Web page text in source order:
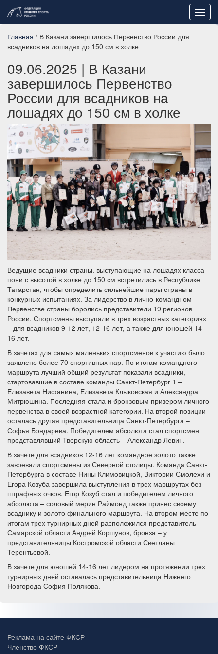
Главная / В Казани завершилось Первенство России для
всадников на лошадях до 150 см в холке
09.06.2025 | В Казани
завершилось Первенство
России для всадников на
лошадях до 150 см в холке
Ведущие всадники страны, выступающие на лошадях класса
пони с высотой в холке до 150 см встретились в Республике
Татарстан, чтобы определить сильнейшие пары страны в
конкурных испытаниях. За лидерство в лично-командном
Первенстве страны боролись представители 19 регионов
России. Спортсмены выступали в трех возрастных категориях
– для всадников 9-12 лет, 12-16 лет, а также для юношей 14-
16 лет.
В зачетах для самых маленьких спортсменов к участию было
заявлено более 70 спортивных пар. По итогам командного
маршрута лучший общий результат показали всадники,
стартовавшие в составе команды Санкт-Петербург 1 –
Елизавета Нифанина, Елизавета Клыковская и Александра
Митрюшина. Последняя стала и бронзовым призером личного
первенства в своей возрастной категории. На второй позиции
осталась другая представительница Санкт-Петербурга –
Софья Бондарева. Победителем абсолюта стал спортсмен,
представлявший Тверскую область – Александр Левин.
В зачете для всадников 12-16 лет командное золото также
завоевали спортсмены из Северной столицы. Команда Санкт-
Петербурга в составе Нины Климовицкой, Виктории Смолехи и
Егора Козуба завершила выступления в трех маршрутах без
штрафных очков. Егор Козуб стал и победителем личного
абсолюта – соловый мерин Раймонд также принес своему
всаднику и золото финального маршрута. На втором месте по
итогам трех турнирных дней расположился представитель
Самарской области Андрей Коршунов, бронза – у
представительницы Костромской области Светланы
Терентьевой.
В зачете для юношей 14-16 лет лидером на протяжении трех
турнирных дней оставалась представительница Нижнего
Новгорода София Полякова.
Реклама на сайте ФКСР
Членство ФКСР